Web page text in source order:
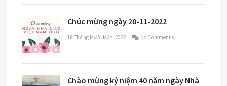
Chúc mừng ngày 20-11-2022
18 Tháng Mười Một, 2022 No Comments
Chào mừng kỷ niệm 40 năm ngày Nhà